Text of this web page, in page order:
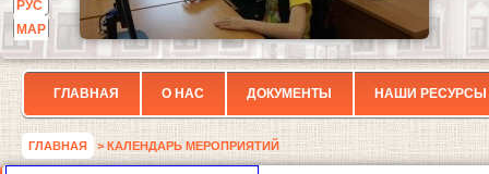
РУС
МАР
ГЛАВНАЯ О НАС ДОКУМЕНТЫ НАШИ РЕСУРСЫ
ГЛАВНАЯ > КАЛЕНДАРЬ МЕРОПРИЯТИЙ